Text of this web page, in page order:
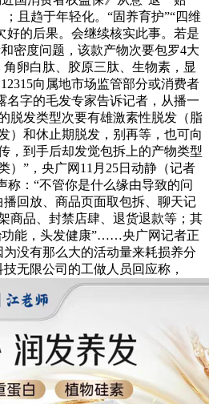
；且趋于年轻化。“固养育护”“四维
好的后果。会继续核实此事。若是
密度问题，该款产物次要包罗4大
卵白肽、胶原三肽、生物素，显
向属地市场监管部分或消费者
名字的毛发专家告诉记者，从播一
脱发类型次要有雄激素性脱发（脂
）和休止期脱发，别再等，也可向
，到手后却发觉包拆上的产物类型
）”，央广网11月25日动静（记者
称：“不管你是什么缘由导致的问
回放、商品页面取包拆、聊天记
商品、封禁店肆、退货退款等；其
能，头发健康”……央广网记者正
没有那么大的活动量来耗损养分
无限公司的工做人员回应称，